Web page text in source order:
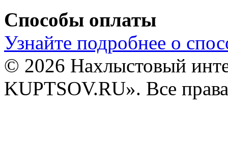
Способы оплаты
Узнайте подробнее о
© 2026 Нахлыстовый
KUPTSOV.RU». Все